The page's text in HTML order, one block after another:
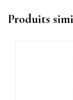
Produits